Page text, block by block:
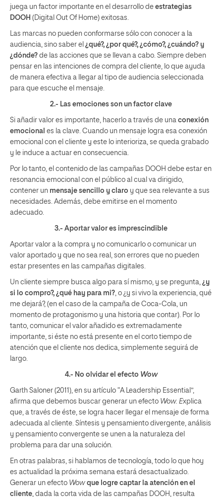
juega un factor importante en el desarrollo de estrategias
DOOH (Digital Out Of Home) exitosas.
Las marcas no pueden conformarse sólo con conocer a la
audiencia, sino saber el ¿qué?, ¿por qué?, ¿cómo?, ¿cuándo? y
¿dónde? de las acciones que se llevan a cabo. Siempre deben
pensar en las intenciones de compra del cliente, lo que ayuda
de manera efectiva a llegar al tipo de audiencia seleccionada
para que escuche el mensaje.
2.- Las emociones son un factor clave
Si añadir valor es importante, hacerlo a través de una conexión
emocional es la clave. Cuando un mensaje logra esa conexión
emocional con el cliente y este lo interioriza, se queda grabado
y le induce a actuar en consecuencia.
Por lo tanto, el contenido de las campañas DOOH debe estar en
resonancia emocional con el público al cual va dirigido,
contener un mensaje sencillo y claro y que sea relevante a sus
necesidades. Además, debe emitirse en el momento
adecuado.
3.- Aportar valor es imprescindible
Aportar valor a la compra y no comunicarlo o comunicar un
valor aportado y que no sea real, son errores que no pueden
estar presentes en las campañas digitales.
Un cliente siempre busca algo para sí mismo, y se pregunta, ¿y
si lo compro?, ¿qué hay para mi?, o ¿y si vivo la experiencia, qué
me dejará?, (en el caso de la campaña de Coca-Cola, un
momento de protagonismo y una historia que contar). Por lo
tanto, comunicar el valor añadido es extremadamente
importante, si éste no está presente en el corto tiempo de
atención que el cliente nos dedica, simplemente seguirá de
largo.
4.- No olvidar el efecto Wow
Garth Saloner (2011), en su artículo “A Leadership Essential”,
afirma que debemos buscar generar un efecto Wow. Explica
que, a través de éste, se logra hacer llegar el mensaje de forma
adecuada al cliente. Síntesis y pensamiento divergente, análisis
y pensamiento convergente se unen a la naturaleza del
problema para dar una solución.
En otras palabras, si hablamos de tecnología, todo lo que hoy
es actualidad la próxima semana estará desactualizado.
Generar un efecto Wow que logre captar la atención en el
cliente, dada la corta vida de las campañas DOOH, resulta